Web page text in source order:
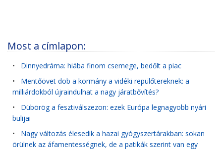
Most a címlapon:
• Dinnyedráma: hiába finom csemege, bedőlt a piac
• Mentőövet dob a kormány a vidéki repülőtereknek: a
milliárdokból újraindulhat a nagy járatbővítés?
• Dübörög a fesztiválszezon: ezek Európa legnagyobb nyári
bulijai
• Nagy változás élesedik a hazai gyógyszertárakban: sokan
örülnek az áfamentességnek, de a patikák szerint van egy